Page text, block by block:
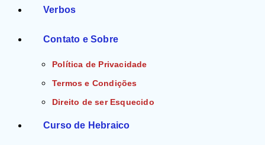
Verbos
Contato e Sobre
Política de Privacidade
Termos e Condições
Direito de ser Esquecido
Curso de Hebraico